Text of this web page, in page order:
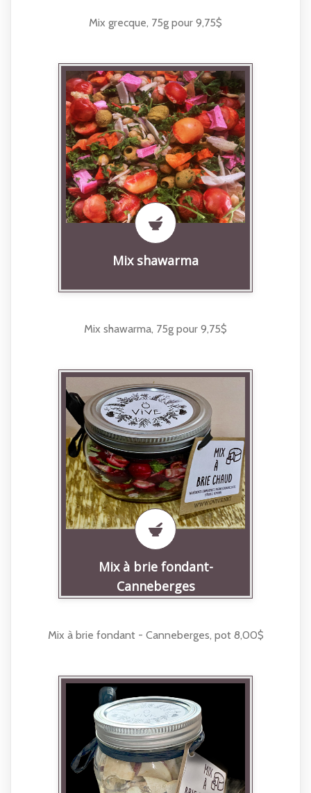
Mix grecque, 75g pour 9,75$
Mix shawarma
Mix shawarma, 75g pour 9,75$
Mix à brie fondant-
Canneberges
Mix à brie fondant - Canneberges, pot 8,00$